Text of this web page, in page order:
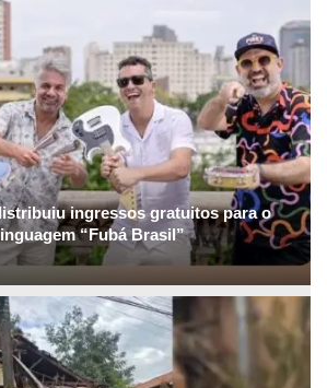
ingressos gratuitos para o
“Fubá Brasil”